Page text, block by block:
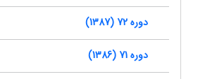
دوره 72 (1387)
دوره 71 (1386)